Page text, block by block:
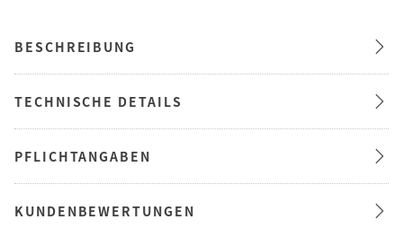
BESCHREIBUNG
TECHNISCHE DETAILS
PFLICHTANGABEN
KUNDENBEWERTUNGEN